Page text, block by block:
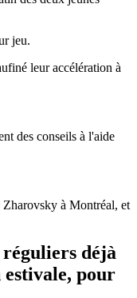
jeu.
leur accélération à
des conseils à l'aide
Zharovsky à Montréal, et
déjà
pour